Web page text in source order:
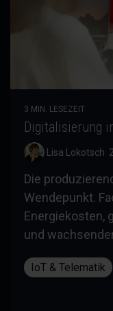
3 MIN. LESEZEIT
Digitalisierung
Lisa Lokotsch
Die
Wendepunkt.
Energiekosten,
und
IoT & Telematik